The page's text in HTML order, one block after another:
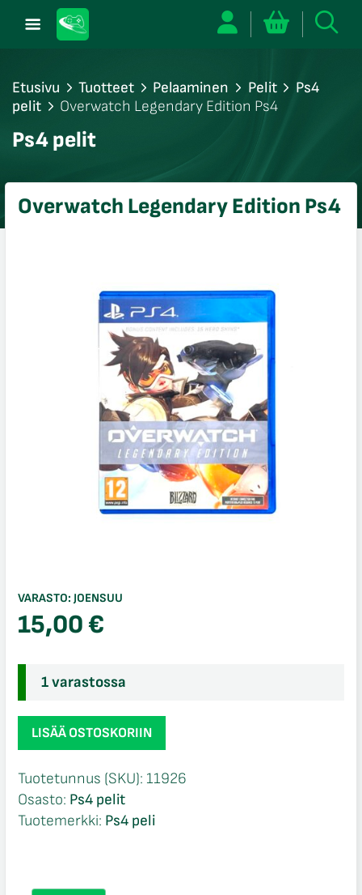
Etusivu Tuotteet Pelaaminen Pelit
Ps4
pelit
Overwatch Legendary Edition Ps4
Ps4 pelit
Overwatch Legendary Edition Ps4
VARASTO: JOENSUU
15,00€
1 varastossa
Overwatch
Legendary
Ps4
määrä
LISÄÄ OSTOSKORIIN
Tuotetunnus (SKU): 11926
Osasto: Ps4 pelit
Tuotemerkki: Ps4 peli
sulje
sulje